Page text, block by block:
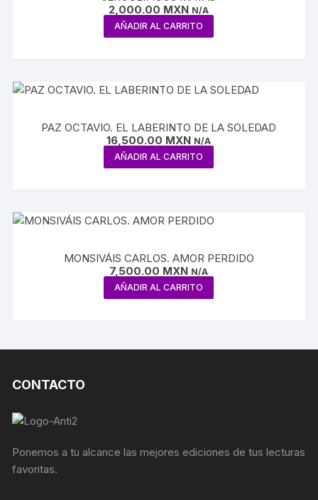
2,000.00 MXN N/A
AÑADIR AL CARRITO
PAZ OCTAVIO. EL LABERINTO DE LA SOLEDAD
16,500.00 MXN N/A
AÑADIR AL CARRITO
MONSIVÁIS CARLOS. AMOR PERDIDO
7,500.00 MXN N/A
AÑADIR AL CARRITO
CONTACTO
Ponemos a tu alcance las mejores ediciones de tus lecturas
favoritas.